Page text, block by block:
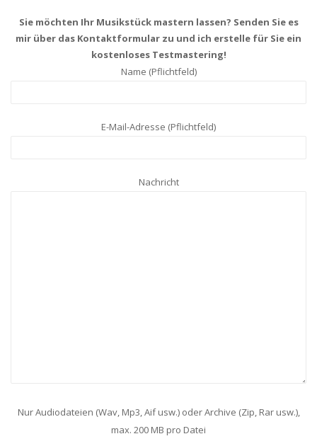
Sie möchten Ihr Musikstück mastern lassen? Senden Sie es
mir über das Kontaktformular zu und ich erstelle für Sie ein
kostenloses Testmastering!
Name (Pflichtfeld)
E-Mail-Adresse (Pflichtfeld)
Nachricht
Nur Audiodateien (Wav, Mp3, Aif usw.) oder Archive (Zip, Rar usw.),
max. 200 MB pro Datei